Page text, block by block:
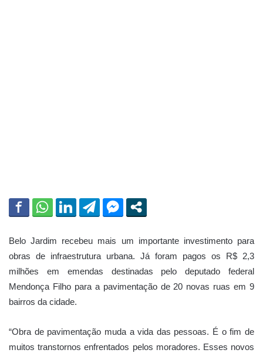
Belo Jardim recebeu mais um importante investimento para
obras de infraestrutura urbana. Já foram pagos os R$ 2,3
milhões em emendas destinadas pelo deputado federal
Mendonça Filho para a pavimentação de 20 novas ruas em 9
bairros da cidade.
“Obra de pavimentação muda a vida das pessoas. É o fim de
muitos transtornos enfrentados pelos moradores. Esses novos